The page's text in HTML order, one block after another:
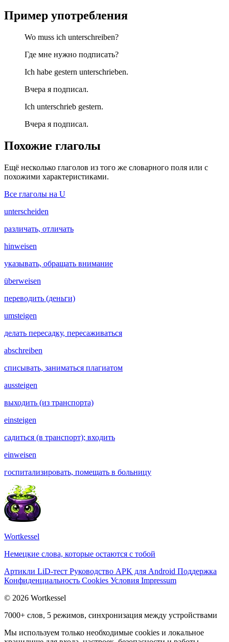
Пример употребления
Wo muss ich unterschreiben?
Где мне нужно подписать?
Ich habe gestern unterschrieben.
Вчера я подписал.
Ich unterschrieb gestern.
Вчера я подписал.
Похожие глаголы
Ещё несколько глаголов из того же словарного поля или с
похожими характеристиками.
Все глаголы на U
unterscheiden
различать, отличать
hinweisen
указывать, обращать внимание
überweisen
переводить (деньги)
umsteigen
делать пересадку, пересаживаться
abschreiben
списывать, заниматься плагиатом
aussteigen
выходить (из транспорта)
einsteigen
садиться (в транспорт); входить
einweisen
госпитализировать, помещать в больницу
Wortkessel
Немецкие слова, которые остаются с тобой
Артикли LiD-тест Руководство APK для Android Поддержка
Конфиденциальность Cookies Условия Impressum
© 2026 Wortkessel
7000+ слов, 5 режимов, синхронизация между устройствами
Мы используем только необходимые cookies и локальное